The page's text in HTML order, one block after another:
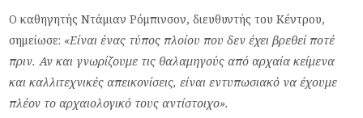
Ο καθηγητής Ντάμιαν Ρόμπινσον, διευθυντής του Κέντρου,
σημείωσε: «Είναι ένας τύπος πλοίου που δεν έχει βρεθεί ποτέ
πριν. Αν και γνωρίζουμε τις θαλαμηγούς από αρχαία κείμενα
και καλλιτεχνικές απεικονίσεις, είναι εντυπωσιακό να έχουμε
πλέον το αρχαιολογικό τους αντίστοιχο».